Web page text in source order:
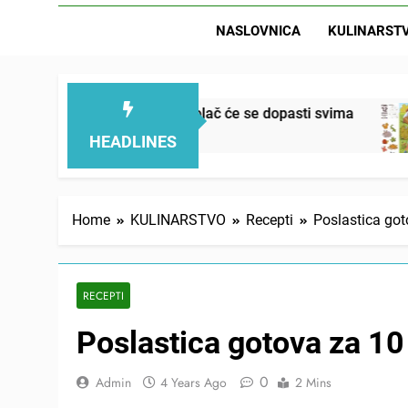
NASLOVNICA
HEADLINES
mekan, ovaj kolač će se dopasti svima
4
Home KULINARSTVO Recepti Poslastica
RECEPTI
Poslastica gotova za
Admin 4 Years Ago 0 2 Mins